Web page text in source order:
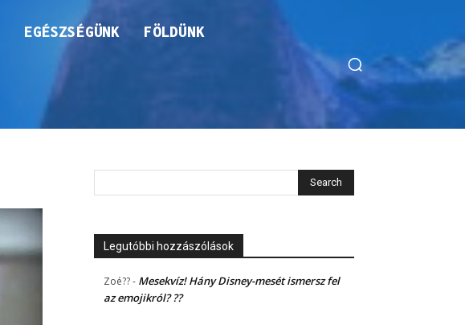
EGÉSZSÉGÜNK FÖLDÜNK
Legutóbbi hozzászólások
Zoé??- Mesekvíz! Hány Disney-mesét ismersz fel
az emojikról? ??